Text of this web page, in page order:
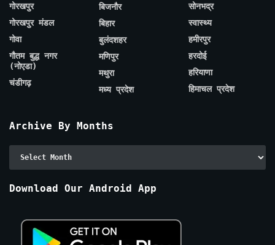
गोरखपुर
गोरखपुर मंडल
गोवा
गौतम बुद्ध नगर
(नोएडा)
चंडीगढ़
बिजनौर
बिहार
बुलंदशहर
मणिपुर
मथुरा
मध्य प्रदेश
सोनभद्र
स्वास्थ्य
हमीरपुर
हरदोई
हरियाणा
हिमाचल प्रदेश
Archive By Months
Download Our Android App